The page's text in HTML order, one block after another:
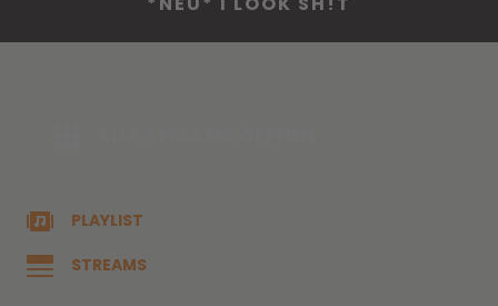
PLAYLIST
STREAMS